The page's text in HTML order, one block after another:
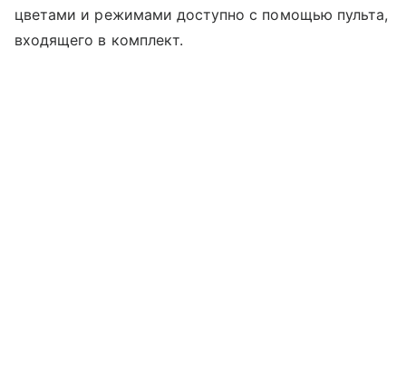
цветами и режимами доступно с помощью пульта,
входящего в комплект.